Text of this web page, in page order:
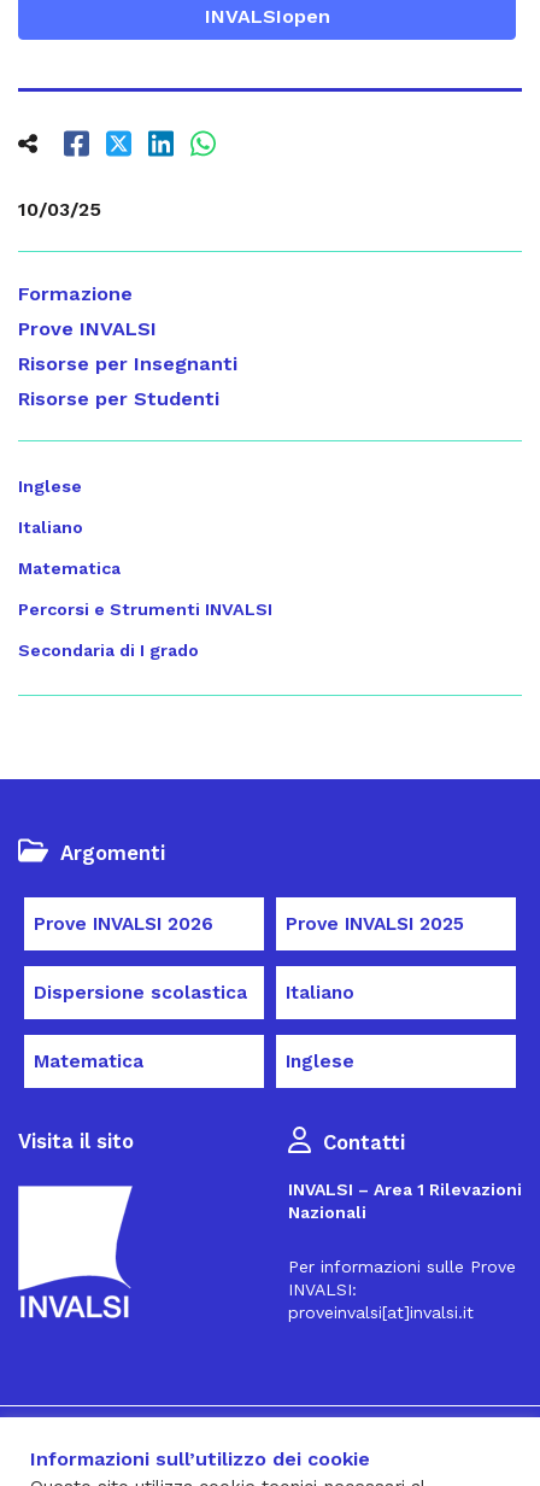
10/03/25
Formazione
Prove INVALSI
Risorse per Insegnanti
Risorse per Studenti
Inglese
Italiano
Matematica
Percorsi e Strumenti INVALSI
Secondaria di I grado
INVALSIopen
Argomenti
Prove INVALSI 2026 Prove INVALSI 2025
Dispersione scolastica Italiano
Matematica Inglese
Visita il sito Contatti
INVALSI – Area 1 Rilevazioni
Nazionali
Per informazioni sulle Prove
INVALSI:
proveinvalsi[at]invalsi.it
Iscriviti alla Newsletter
Informazioni sull’utilizzo dei cookie